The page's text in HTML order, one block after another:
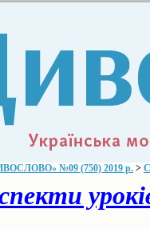
№09 (750) 2019 р. >